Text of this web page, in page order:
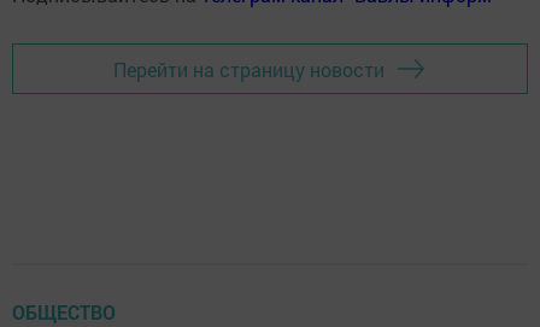
Перейти на страницу новости
ОБЩЕСТВО